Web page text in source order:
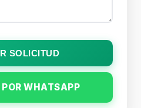
SOLICITUD
POR WHATSAPP